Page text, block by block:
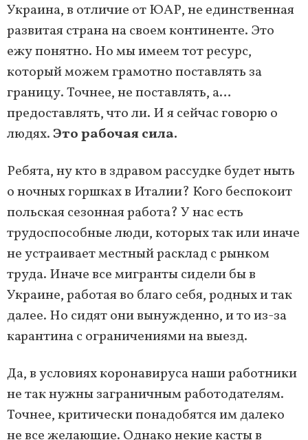
Украина, в отличие от ЮАР, не единственная
развитая страна на своем континенте. Это
ежу понятно. Но мы имеем тот ресурс,
который можем грамотно поставлять за
границу. Точнее, не поставлять, а…
предоставлять, что ли. И я сейчас говорю о
людях. Это рабочая сила.
Ребята, ну кто в здравом рассудке будет ныть
о ночных горшках в Италии? Кого беспокоит
польская сезонная работа? У нас есть
трудоспособные люди, которых так или иначе
не устраивает местный расклад с рынком
труда. Иначе все мигранты сидели бы в
Украине, работая во благо себя, родных и так
далее. Но сидят они вынужденно, и то из-за
карантина с ограничениями на выезд.
Да, в условиях коронавируса наши работники
не так нужны заграничным работодателям.
Точнее, критически понадобятся им далеко
не все желающие. Однако некие касты в